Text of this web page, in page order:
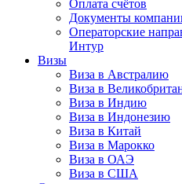
Оплата счётов
Документы
Операторские
Интур
Визы
Виза в Австралию
Виза в
Виза в Индию
Виза в Индонезию
Виза в Китай
Виза в Марокко
Виза в ОАЭ
Виза в США